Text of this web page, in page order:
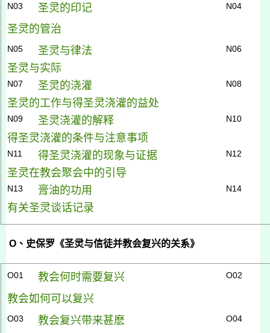
N03 圣灵的印记 N04
圣灵的管治
N05 圣灵与律法 N06
圣灵与实际
N07 圣灵的浇灌 N08
圣灵的工作与得圣灵浇灌的益处
N09 圣灵浇灌的解释 N10
得圣灵浇灌的条件与注意事项
N11 得圣灵浇灌的现象与证据 N12
圣灵在教会聚会中的引导
N13 膏油的功用 N14
有关圣灵谈话记录
O 、史保罗《圣灵与信徒并教会复兴的关系》
O01 教会何时需要复兴 O02
教会如何可以复兴
O03 教会复兴带来甚麽 O04